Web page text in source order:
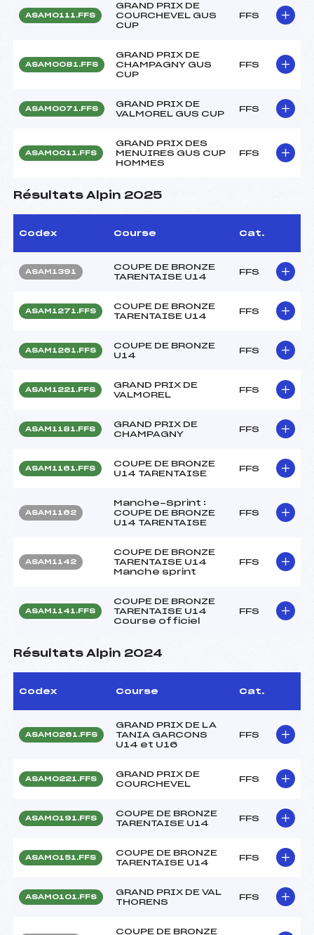
ASAM0111.FFS
GRAND PRIX DE
COURCHEVEL GUS
CUP
FFS
ASAM0081.FFS
GRAND PRIX DE
CHAMPAGNY GUS
CUP
FFS
ASAM0071.FFS
GRAND PRIX DE
VALMOREL GUS CUP
FFS
ASAM0011.FFS
GRAND PRIX DES
MENUIRES GUS CUP
HOMMES
FFS
Résultats Alpin 2025
Codex Course Cat.
ASAM1391
COUPE DE BRONZE
TARENTAISE U14
FFS
ASAM1271.FFS
COUPE DE BRONZE
TARENTAISE U14
FFS
ASAM1261.FFS
COUPE DE BRONZE
U14
FFS
ASAM1221.FFS
GRAND PRIX DE
VALMOREL
FFS
ASAM1181.FFS
GRAND PRIX DE
CHAMPAGNY
FFS
ASAM1161.FFS
COUPE DE BRONZE
U14 TARENTAISE
FFS
ASAM1162
Manche-Sprint :
COUPE DE BRONZE
U14 TARENTAISE
FFS
ASAM1142
COUPE DE BRONZE
TARENTAISE U14
Manche sprint
FFS
ASAM1141.FFS
COUPE DE BRONZE
TARENTAISE U14
Course officiel
FFS
Résultats Alpin 2024
Codex Course Cat.
ASAM0261.FFS
GRAND PRIX DE LA
TANIA GARCONS
U14 et U16
FFS
ASAM0221.FFS
GRAND PRIX DE
COURCHEVEL
FFS
ASAM0191.FFS
COUPE DE BRONZE
TARENTAISE U14
FFS
ASAM0151.FFS
COUPE DE BRONZE
TARENTAISE U14
FFS
ASAM0101.FFS
GRAND PRIX DE VAL
THORENS
FFS
COUPE DE BRONZE